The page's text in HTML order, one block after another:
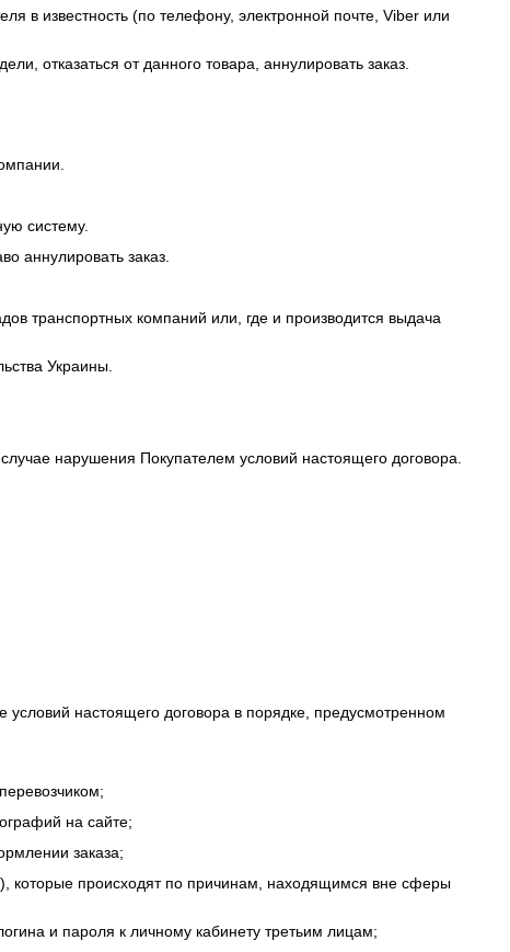
в известность (по телефону, электронной почте, Viber или
отказаться от данного товара, аннулировать заказ.
систему.
аннулировать заказ.
транспортных компаний или, где и производится выдача
Украины.
нарушения Покупателем условий настоящего договора.
настоящего договора в порядке, предусмотренном
на сайте;
заказа;
которые происходят по причинам, находящимся вне сферы
и пароля к личному кабинету третьим лицам;